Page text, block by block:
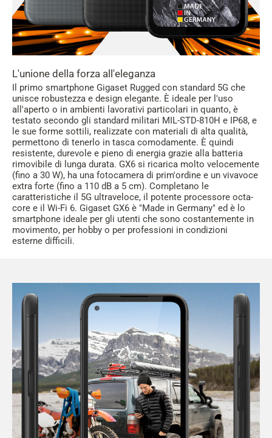
L'unione della forza all'eleganza
Il primo smartphone Gigaset Rugged con standard 5G che
unisce robustezza e design elegante. È ideale per l'uso
all'aperto o in ambienti lavorativi particolari in quanto, è
testato secondo gli standard militari MIL-STD-810H e IP68, e
le sue forme sottili, realizzate con materiali di alta qualità,
permettono di tenerlo in tasca comodamente. È quindi
resistente, durevole e pieno di energia grazie alla batteria
rimovibile di lunga durata. GX6 si ricarica molto velocemente
(fino a 30 W), ha una fotocamera di prim'ordine e un vivavoce
extra forte (fino a 110 dB a 5 cm). Completano le
caratteristiche il 5G ultraveloce, il potente processore octa-
core e il Wi-Fi 6. Gigaset GX6 è "Made in Germany" ed è lo
smartphone ideale per gli utenti che sono costantemente in
movimento, per hobby o per professioni in condizioni
esterne difficili.